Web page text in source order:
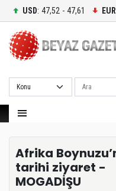
USD: 47,52 - 47,61
Ara
Afrika
tarihi ziyaret -
MOGADİŞU